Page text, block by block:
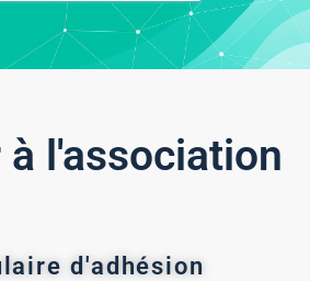
l'association
d'adhésion